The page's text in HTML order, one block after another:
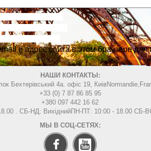
и адрес сайта в этом браузере
НАШИ КОНТАКТЫ:
Бехтерівський 4а. офіс 19, Киів
+33 (0) 7 87 86 85 95
+380 097 442 16 62
. СБ-НД: ВихіднийПН-ПТ: 10:00 - 18.00 СБ-
МЫ В СОЦ-СЕТЯХ: